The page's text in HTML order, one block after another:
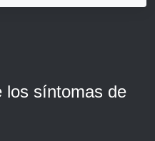
los síntomas de